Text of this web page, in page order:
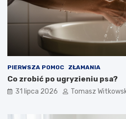
PIERWSZA POMOC ZŁAMANIA
Co zrobić po ugryzieniu psa?
31 lipca 2026 Tomasz